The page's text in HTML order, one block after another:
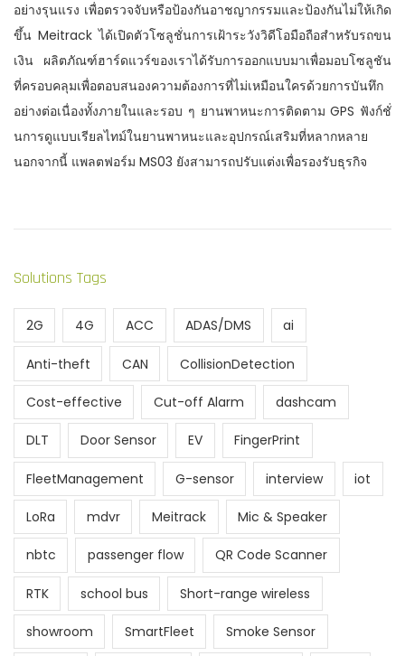
อย่างรุนแรง เพื่อตรวจจับหรือป้องกันอาชญากรรมและป้องกันไม่ให้เกิด
ขึ้น Meitrack ได้เปิดตัวโซลูชั่นการเฝ้าระวังวิดีโอมือถือสำหรับรถขน
เงิน ผลิตภัณฑ์ฮาร์ดแวร์ของเราได้รับการออกแบบมาเพื่อมอบโซลูชัน
ที่ครอบคลุมเพื่อตอบสนองความต้องการที่ไม่เหมือนใครด้วยการบันทึก
อย่างต่อเนื่องทั้งภายในและรอบ ๆ ยานพาหนะการติดตาม GPS ฟังก์ชั่
นการดูแบบเรียลไทม์ในยานพาหนะและอุปกรณ์เสริมที่หลากหลาย
นอกจากนี้ แพลตฟอร์ม MS03 ยังสามารถปรับแต่งเพื่อรองรับธุรกิจ
Solutions Tags
2G 4G ACC ADAS/DMS ai
Anti-theft CAN CollisionDetection
Cost-effective Cut-off Alarm dashcam
DLT Door Sensor EV FingerPrint
FleetManagement G-sensor interview iot
LoRa mdvr Meitrack Mic & Speaker
nbtc passenger flow QR Code Scanner
RTK school bus Short-range wireless
showroom SmartFleet Smoke Sensor